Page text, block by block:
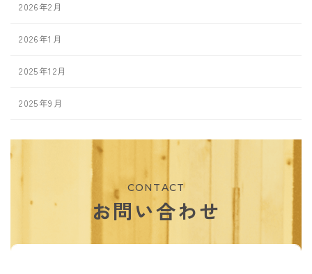
2026年2月
2026年1月
2025年12月
2025年9月
CONTACT
お問い合わせ